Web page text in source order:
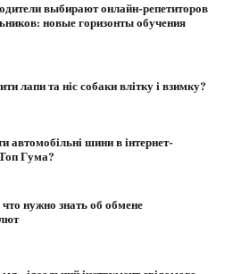
выбирают онлайн-репетиторов
новые горизонты обучения
лапи та ніс собаки влітку і взимку?
автомобільні шини в інтернет-
Гума?
нужно знать об обмене